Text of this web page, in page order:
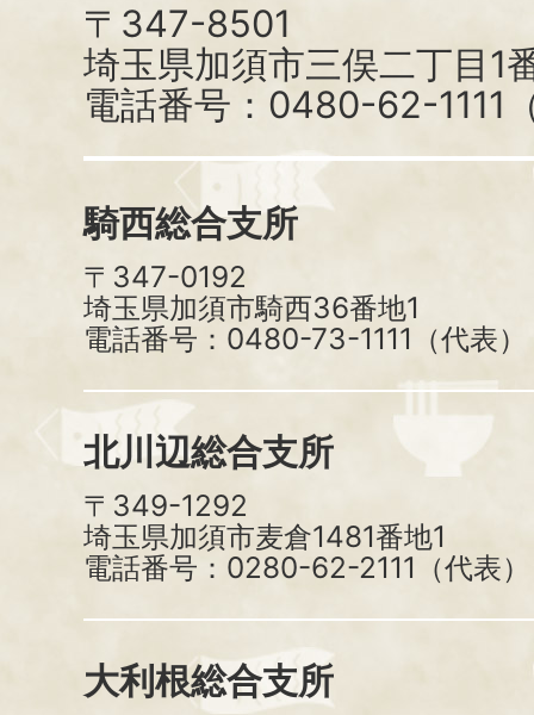
〒347-8501
埼玉県加須市三俣二丁目1
電話番号：0480-62-1111
騎西総合支所
〒347-0192
埼玉県加須市騎西36番地1
電話番号：0480-73-1111（代表）
北川辺総合支所
〒349-1292
埼玉県加須市麦倉1481番地1
電話番号：0280-62-2111（代表）
大利根総合支所